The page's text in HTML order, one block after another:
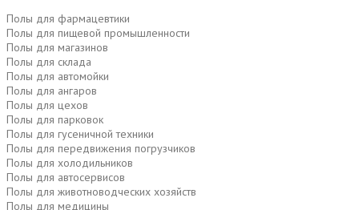
Полы для фармацевтики
Полы для пищевой промышленности
Полы для магазинов
Полы для склада
Полы для автомойки
Полы для ангаров
Полы для цехов
Полы для парковок
Полы для гусеничной техники
Полы для передвижения погрузчиков
Полы для холодильников
Полы для автосервисов
Полы для животноводческих хозяйств
Полы для медицины